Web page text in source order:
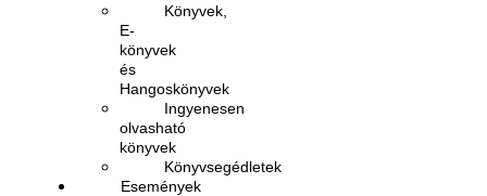
Könyvek,
E-
könyvek
és
Hangoskönyvek
Ingyenesen
olvasható
könyvek
Könyvsegédletek
Események